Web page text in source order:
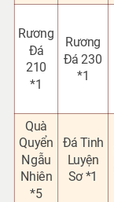
Rương
Đá
21 0
*1
Rương
Đá 230
*1
Quà
Quyển
Ngẫu
Nhiên
*5
Đá Tinh
Luyện
Sơ *1